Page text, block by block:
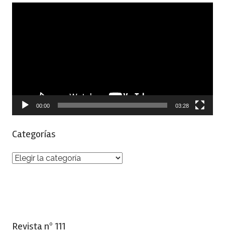
00:00 03:28
Categorías
Categorías
Revista nº 111